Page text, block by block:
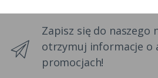
Zapisz się do naszego
otrzymuj informacje o
promocjach!